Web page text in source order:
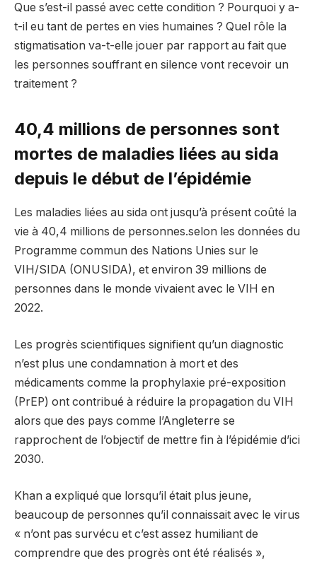
Que s’est-il passé avec cette condition ? Pourquoi y a-
t-il eu tant de pertes en vies humaines ? Quel rôle la
stigmatisation va-t-elle jouer par rapport au fait que
les personnes souffrant en silence vont recevoir un
traitement ?
40,4 millions de personnes sont
mortes de maladies liées au sida
depuis le début de l’épidémie
Les maladies liées au sida ont jusqu’à présent coûté la
vie à 40,4 millions de personnes.selon les données du
Programme commun des Nations Unies sur le
VIH/SIDA (ONUSIDA), et environ 39 millions de
personnes dans le monde vivaient avec le VIH en
2022.
Les progrès scientifiques signifient qu’un diagnostic
n’est plus une condamnation à mort et des
médicaments comme la prophylaxie pré-exposition
(PrEP) ont contribué à réduire la propagation du VIH
alors que des pays comme l’Angleterre se
rapprochent de l’objectif de mettre fin à l’épidémie d’ici
2030.
Khan a expliqué que lorsqu’il était plus jeune,
beaucoup de personnes qu’il connaissait avec le virus
« n’ont pas survécu et c’est assez humiliant de
comprendre que des progrès ont été réalisés »,